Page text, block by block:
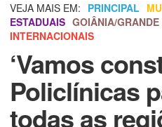
VEJA MAIS EM: PRINCIPAL
ESTADUAIS GOIÂNIA/
INTERNACIONAIS
‘Vamos
Policlínicas
todas as